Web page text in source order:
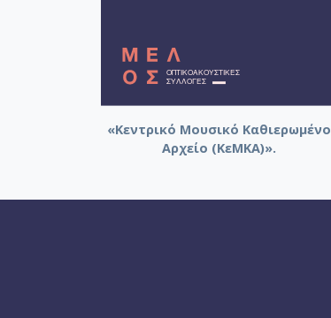
«Κεντρικό Μουσικό Καθιερωμένο
Αρχείο (ΚεΜΚΑ)».